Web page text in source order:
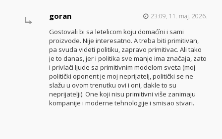
goran 23:09, 11. maj. 2026.
Gostovali bi sa letelicom koju domaćíni i sami
proizvode. Nije interesatno. A treba biti primitivan,
pa svuda videti politiku, zapravo primitivac. Ali tako
je to danas, jer i politika sve manje ima značaja, zato
i privlači ljude sa primitivnim modelom sveta (moj
politički oponent je moj neprijatelj, politički se ne
slažu u ovom trenutku ovi i oni, dakle to su
neprijatelji). One koji nisu primitivni više zanimaju
kompanije i moderne tehnologije i smisao stvari.